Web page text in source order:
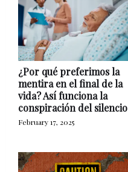
¿Por qué preferimos la
mentira en el final de la
vida? Así funciona la
conspiración del silencio
February 17, 2025